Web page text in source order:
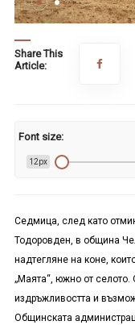
Share This
Article:
Font size:
12px
Седмица, след като
Тодоровден, в община
надтегляне на коне,
„Маята“, южно от селото.
издръжливостта и
Общинската